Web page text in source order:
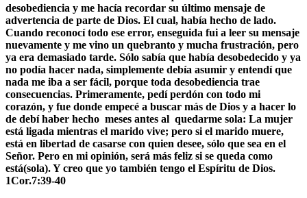
desobediencia y me hacía recordar su último mensaje de
advertencia de parte de Dios. El cual, había hecho de lado.
Cuando reconocí todo ese error, enseguida fui a leer su mensaje
nuevamente y me vino un quebranto y mucha frustración, pero
ya era demasiado tarde. Sólo sabía que había desobedecido y ya
no podía hacer nada, simplemente debía asumir y entendí que
nada me iba a ser fácil, porque toda desobediencia trae
consecuencias. Primeramente, pedí perdón con todo mi
corazón, y fue donde empecé a buscar más de Dios y a hacer lo
de debí haber hecho meses antes al quedarme sola: La mujer
está ligada mientras el marido vive; pero si el marido muere,
está en libertad de casarse con quien desee, sólo que sea en el
Señor. Pero en mi opinión, será más feliz si se queda como
está(sola). Y creo que yo también tengo el Espíritu de Dios.
1Cor.7:39-40